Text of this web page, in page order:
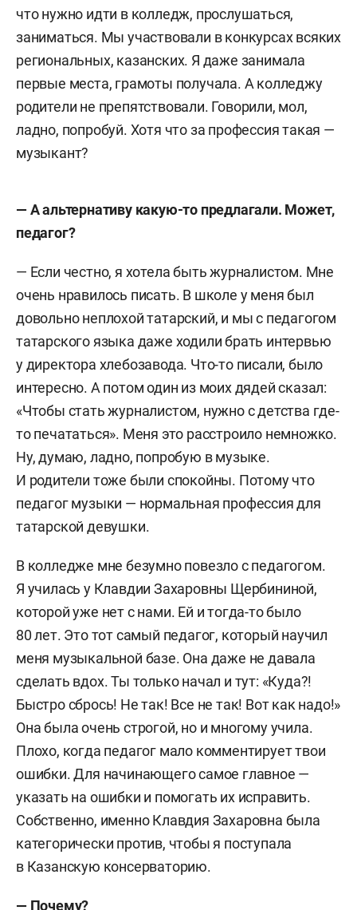
что нужно идти в колледж, прослушаться,
заниматься. Мы участвовали в конкурсах всяких
региональных, казанских. Я даже занимала
первые места, грамоты получала. А колледжу
родители не препятствовали. Говорили, мол,
ладно, попробуй. Хотя что за профессия такая —
музыкант?
— А альтернативу какую-то предлагали. Может,
педагог?
— Если честно, я хотела быть журналистом. Мне
очень нравилось писать. В школе у меня был
довольно неплохой татарский, и мы с педагогом
татарского языка даже ходили брать интервью
у директора хлебозавода. Что-то писали, было
интересно. А потом один из моих дядей сказал:
«Чтобы стать журналистом, нужно с детства где-
то печататься». Меня это расстроило немножко.
Ну, думаю, ладно, попробую в музыке.
И родители тоже были спокойны. Потому что
педагог музыки — нормальная профессия для
татарской девушки.
В колледже мне безумно повезло с педагогом.
Я училась у Клавдии Захаровны Щербининой,
которой уже нет с нами. Ей и тогда-то было
80 лет. Это тот самый педагог, который научил
меня музыкальной базе. Она даже не давала
сделать вдох. Ты только начал и тут: «Куда?!
Быстро сбрось! Не так! Все не так! Вот как надо!»
Она была очень строгой, но и многому учила.
Плохо, когда педагог мало комментирует твои
ошибки. Для начинающего самое главное —
указать на ошибки и помогать их исправить.
Собственно, именно Клавдия Захаровна была
категорически против, чтобы я поступала
в Казанскую консерваторию.
— Почему?